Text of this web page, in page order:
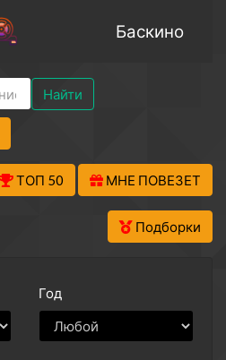
Баскино
Найти
ТОП 50 МНЕ ПОВЕЗЕТ
Подборки
Год